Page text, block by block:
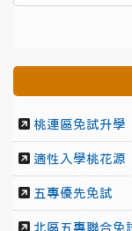
桃連區免試升學
適性入學桃花源
五專優先免試
北區五專聯合免